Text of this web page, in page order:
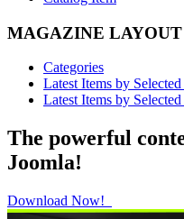
MAGAZINE LAYOUT
Categories
Latest Items by
Latest Items by
The powerful
Joomla!
Download Now!